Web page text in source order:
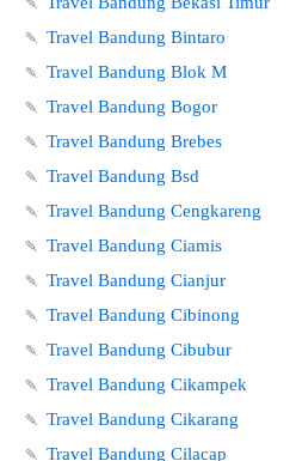
🍡 Travel Bandung Bintaro
🍡 Travel Bandung Blok M
🍡 Travel Bandung Bogor
🍡 Travel Bandung Brebes
🍡 Travel Bandung Bsd
🍡 Travel Bandung Cengkareng
🍡 Travel Bandung Ciamis
🍡 Travel Bandung Cianjur
🍡 Travel Bandung Cibinong
🍡 Travel Bandung Cibubur
🍡 Travel Bandung Cikampek
🍡 Travel Bandung Cikarang
🍡 Travel Bandung Cilacap